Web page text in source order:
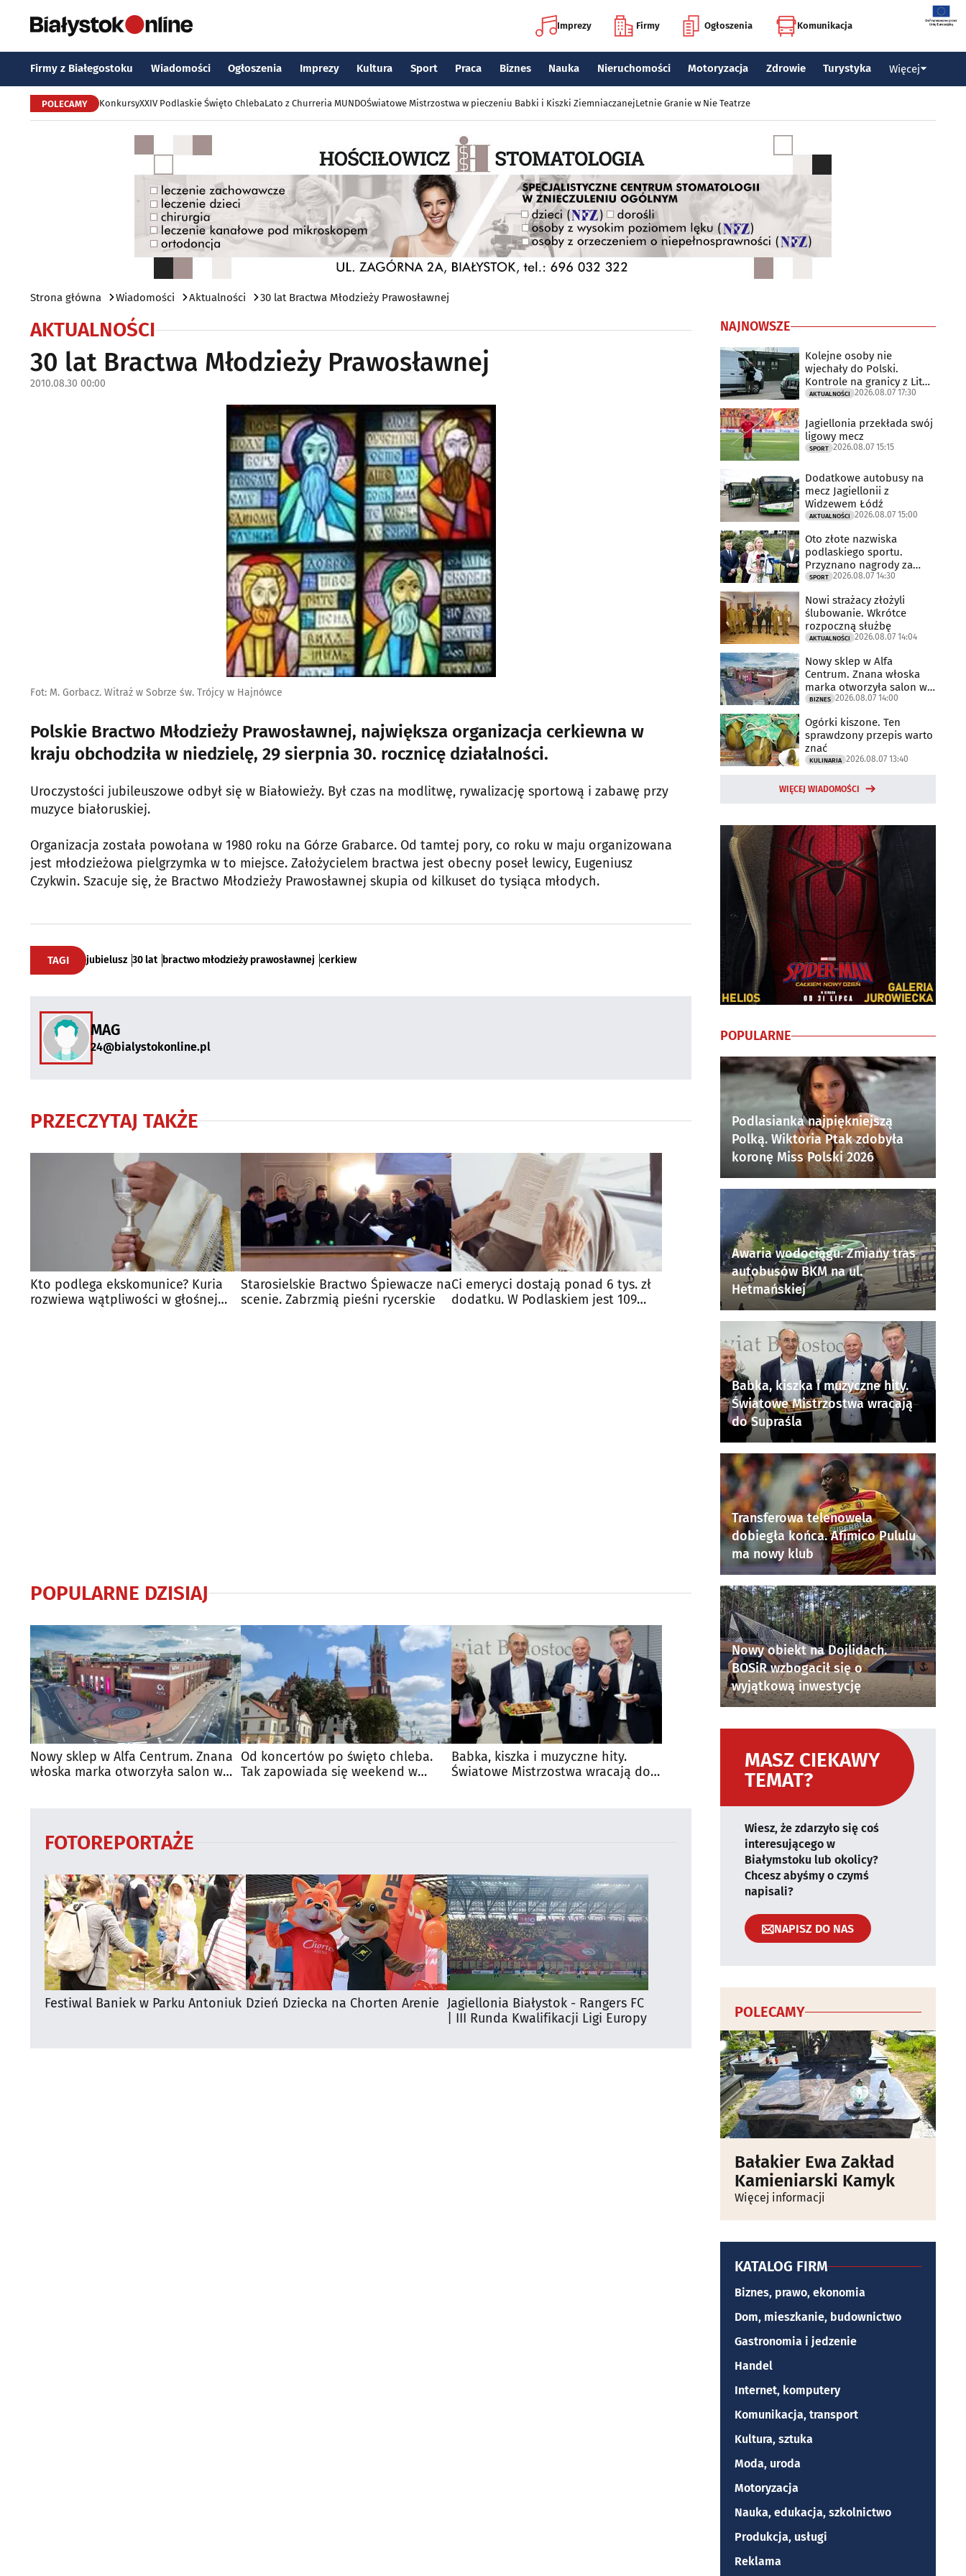
Imprezy Firmy Ogłoszenia Komunikacja
Firmy z Białegostoku Wiadomości Ogłoszenia Imprezy Kultura Sport Praca Biznes Nauka Nieruchomości Motoryzacja Zdrowie Turystyka Więcej
POLECAMY KonkursyXXIV Podlaskie Święto ChlebaLato z Churreria MUNDOŚwiatowe Mistrzostwa w pieczeniu Babki i Kiszki ZiemniaczanejLetnie Granie w Nie Teatrze
Strona główna Wiadomości Aktualności 30 lat Bractwa Młodzieży Prawosławnej
AKTUALNOŚCI
30 lat Bractwa Młodzieży Prawosławnej
2010.08.30 00:00
Fot: M. Gorbacz. Witraż w Sobrze św. Trójcy w Hajnówce
Polskie Bractwo Młodzieży Prawosławnej, największa organizacja cerkiewna w
kraju obchodziła w niedzielę, 29 sierpnia 30. rocznicę działalności.
Uroczystości jubileuszowe odbył się w Białowieży. Był czas na modlitwę, rywalizację sportową i zabawę przy
muzyce białoruskiej.
Organizacja została powołana w 1980 roku na Górze Grabarce. Od tamtej pory, co roku w maju organizowana
jest młodzieżowa pielgrzymka w to miejsce. Założycielem bractwa jest obecny poseł lewicy, Eugeniusz
Czykwin. Szacuje się, że Bractwo Młodzieży Prawosławnej skupia od kilkuset do tysiąca młodych.
TAGI jubielusz 30 lat bractwo młodzieży prawosławnej cerkiew
MAG
24@bialystokonline.pl
PRZECZYTAJ TAKŻE
Kto podlega ekskomunice? Kuria
rozwiewa wątpliwości w głośnej
Starosielskie Bractwo Śpiewacze na
scenie. Zabrzmią pieśni rycerskie
Ci emeryci dostają ponad 6 tys. zł
dodatku. W Podlaskiem jest 109
POPULARNE DZISIAJ
Nowy sklep w Alfa Centrum. Znana
włoska marka otworzyła salon w
Od koncertów po święto chleba.
Tak zapowiada się weekend w
Babka, kiszka i muzyczne hity.
Światowe Mistrzostwa wracają do
FOTOREPORTAŻE
Festiwal Baniek w Parku Antoniuk Dzień Dziecka na Chorten Arenie Jagiellonia Białystok - Rangers FC
| III Runda Kwalifikacji Ligi Europy
NAJNOWSZE
Kolejne osoby nie
wjechały do Polski.
Kontrole na granicy z Litwą
trwają
AKTUALNOŚCI 2026.08.07 17:30
Jagiellonia przekłada swój
ligowy mecz
SPORT 2026.08.07 15:15
Dodatkowe autobusy na
mecz Jagiellonii z
Widzewem Łódź
AKTUALNOŚCI 2026.08.07 15:00
Oto złote nazwiska
podlaskiego sportu.
Przyznano nagrody za
2025 rok
SPORT 2026.08.07 14:30
Nowi strażacy złożyli
ślubowanie. Wkrótce
rozpoczną służbę
AKTUALNOŚCI 2026.08.07 14:04
Nowy sklep w Alfa
Centrum. Znana włoska
marka otworzyła salon w
Białymstoku
BIZNES 2026.08.07 14:00
Ogórki kiszone. Ten
sprawdzony przepis warto
znać
KULINARIA 2026.08.07 13:40
WIĘCEJ WIADOMOŚCI
POPULARNE
Podlasianka najpiękniejszą
Polką. Wiktoria Ptak zdobyła
koronę Miss Polski 2026
Awaria wodociągu. Zmiany tras
autobusów BKM na ul.
Hetmańskiej
Babka, kiszka i muzyczne hity.
Światowe Mistrzostwa wracają
do Supraśla
Transferowa telenowela
dobiegła końca. Afimico Pululu
ma nowy klub
Nowy obiekt na Dojlidach.
BOSiR wzbogacił się o
wyjątkową inwestycję
MASZ CIEKAWY
TEMAT?
Wiesz, że zdarzyło się coś
interesującego w
Białymstoku lub okolicy?
Chcesz abyśmy o czymś
napisali?
NAPISZ DO NAS
POLECAMY
Bałakier Ewa Zakład
Kamieniarski Kamyk
Więcej informacji
KATALOG FIRM
Biznes, prawo, ekonomia
Dom, mieszkanie, budownictwo
Gastronomia i jedzenie
Handel
Internet, komputery
Komunikacja, transport
Kultura, sztuka
Moda, uroda
Motoryzacja
Nauka, edukacja, szkolnictwo
Produkcja, usługi
Reklama